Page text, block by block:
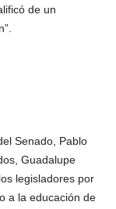
de un
Senado, Pablo
Guadalupe
legisladores por
a la educación de